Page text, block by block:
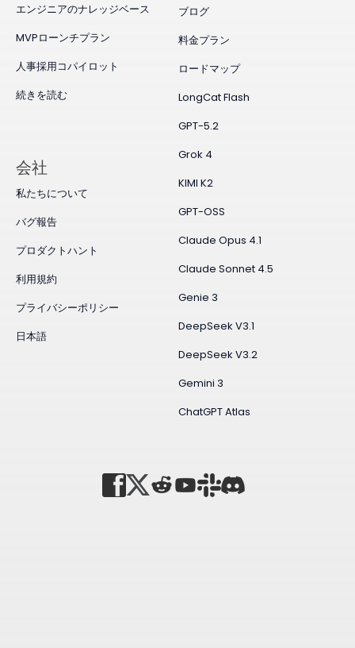
エンジニアのナレッジベース
MVPローンチプラン
人事採用コパイロット
続きを読む
ブログ
料金プラン
ロードマップ
LongCat Flash
GPT-5.2
Grok 4
KIMI K2
GPT-OSS
Claude Opus 4.1
Claude Sonnet 4.5
Genie 3
DeepSeek V3.1
DeepSeek V3.2
Gemini 3
ChatGPT Atlas
会社
私たちについて
バグ報告
プロダクトハント
利用規約
プライバシーポリシー
日本語